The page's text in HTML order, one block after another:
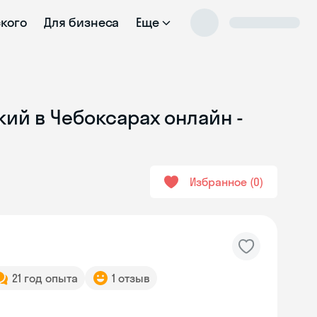
Для бизнеса Еще
в Чебоксарах онлайн -
Избранное 0
21 год опыта 1 отзыв